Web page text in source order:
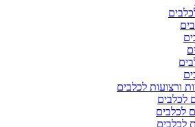
ורצועות לכלבים
לכלבים
לכלבים
לכלבים